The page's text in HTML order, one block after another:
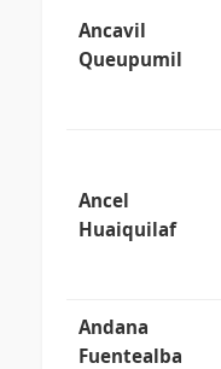
Ancavil
Queupumil
Ancel
Huaiquilaf
Andana
Fuentealba